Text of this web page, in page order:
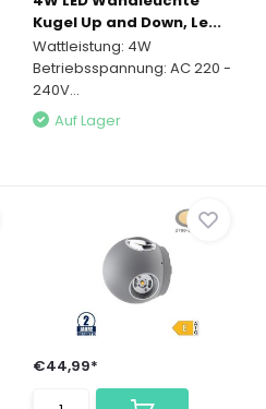
Kugel Up and Down, Le...
Wattleistung: 4W
Betriebsspannung: AC 220 -
240V...
Auf Lager
€44,99*